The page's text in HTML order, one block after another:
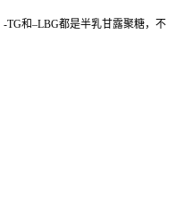
TG和–LBG都是半乳甘露聚糖，不